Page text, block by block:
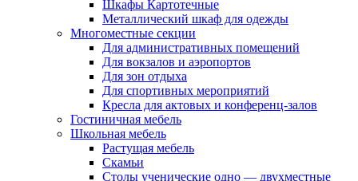
Шкафы Картотечные
Металлический шкаф для одежды
Многоместные секции
Для административных помещений
Для вокзалов и аэропортов
Для зон отдыха
Для спортивных мероприятий
Кресла для актовых и конференц-залов
Гостиничная мебель
Школьная мебель
Растущая мебель
Скамьи
Столы ученические одно — двухместные